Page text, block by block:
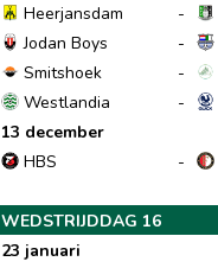
Heerjansdam
-
Jodan Boys
-
Smitshoek
-
Westlandia
-
13 december
HBS
-
WEDSTRIJDDAG 16
23 januari